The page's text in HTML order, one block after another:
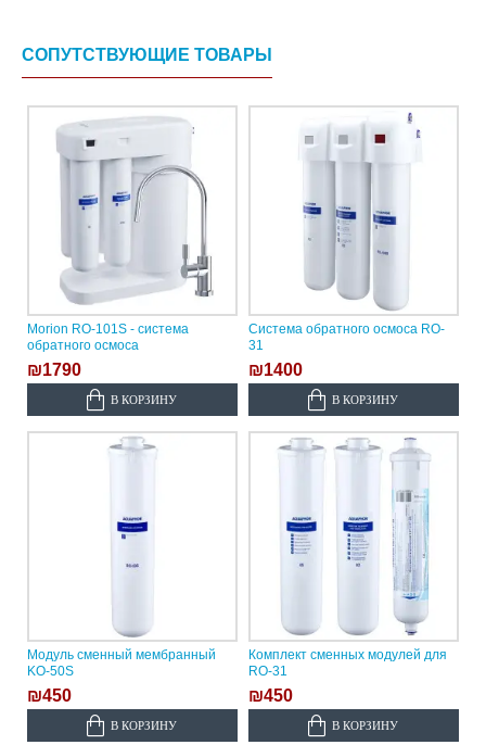
СОПУТСТВУЮЩИЕ ТОВАРЫ
Morion RO-101S - система
обратного осмоса
₪1790
В КОРЗИНУ
Система обратного осмоса RO-
31
₪1400
В КОРЗИНУ
Модуль сменный мембранный
KО-50S
₪450
В КОРЗИНУ
Комплект сменных модулей для
RO-31
₪450
В КОРЗИНУ